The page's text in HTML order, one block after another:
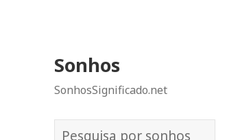
Sonhos
SonhosSignificado.net
Dicionário